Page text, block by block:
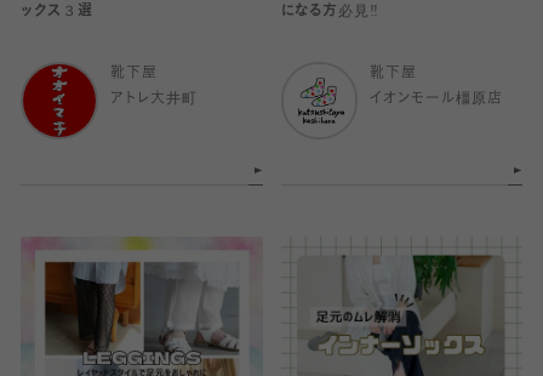
ックス３選
靴下屋
アトレ大井町
になる方必見‼️
靴下屋
イオンモール橿原店